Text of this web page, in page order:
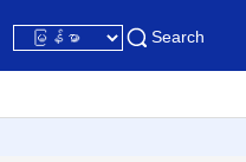
Search